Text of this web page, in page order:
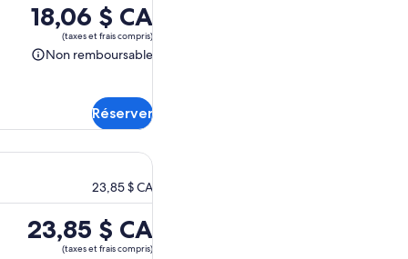
Le
prix
est
18,06 $ CA
(taxes et frais compris)
Non remboursable
Non
Réserver
23,85 $ CA
Le
prix
23,85 $ CA
(taxes et frais compris)